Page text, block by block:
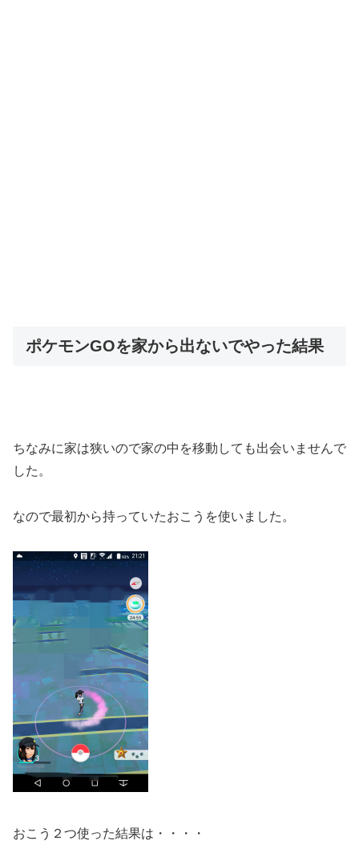
ポケモンGOを家から出ないでやった結果
ちなみに家は狭いので家の中を移動しても出会いませんで
した。
なので最初から持っていたおこうを使いました。
おこう２つ使った結果は・・・・